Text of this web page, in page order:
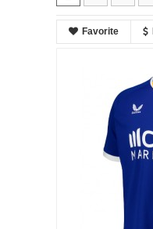
Favorite